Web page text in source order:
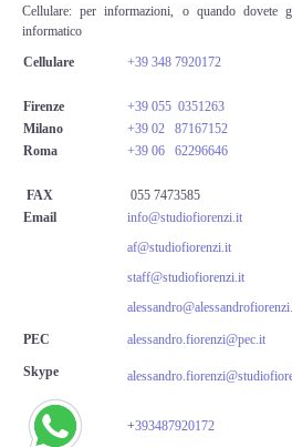
INDAGINI DIGITALI
Digital Intelligence OSINT
Indagini su computer
Bonifiche Digitali
Forensics Readiness
Incident Response
Cellulare: per informazioni, o quando dovete
informatico
Cellulare
+39 348 7920172
Firenze +39 055 0351263
Milano
+39 02 87167152
Roma
+39 06 62296646
FAX
055 7473585
Email
info@studiofiorenzi.it
af@studiofiorenzi.it
staff@studiofiorenzi.it
PEC alessandro.fiorenzi@pec.it
Skype
+393487920172